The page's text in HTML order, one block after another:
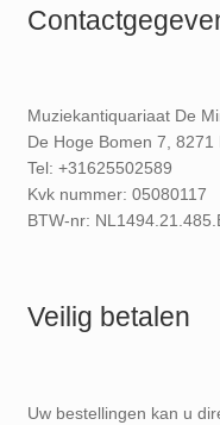
Muziekantiquariaat De
De Hoge Bomen 7, 8271
Tel: +31625502589
Kvk nummer: 05080117
BTW-nr:
Veilig betalen
Uw bestellingen kan u